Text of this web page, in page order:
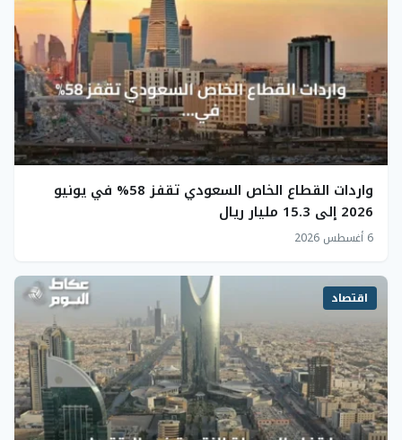
واردات القطاع الخاص السعودي تقفز 58% في يونيو
2026 إلى 15.3 مليار ريال
6 أغسطس 2026
اقتصاد